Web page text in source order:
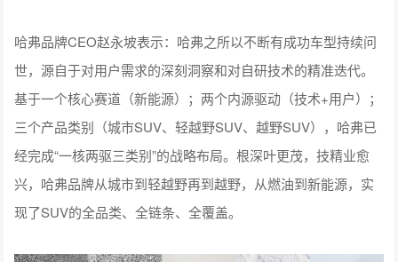
哈弗品牌CEO赵永坡表示：哈弗之所以不断有成功车型持续问
世，源自于对用户需求的深刻洞察和对自研技术的精准迭代。
基于一个核心赛道（新能源）；两个内源驱动（技术+用户）；
三个产品类别（城市SUV、轻越野SUV、越野SUV），哈弗已
经完成“一核两驱三类别”的战略布局。根深叶更茂，技精业愈
兴，哈弗品牌从城市到轻越野再到越野，从燃油到新能源，实
现了SUV的全品类、全链条、全覆盖。